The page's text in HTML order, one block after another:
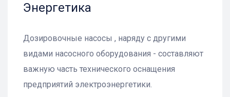
Энергетика
Дозировочные насосы , наряду с другими
видами насосного оборудования - составляют
важную часть технического оснащения
предприятий электроэнергетики.